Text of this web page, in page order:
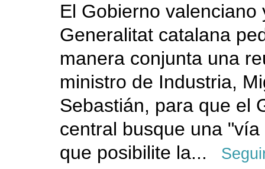
El Gobierno valenciano
Generalitat catalana
manera conjunta una
ministro de Industria,
Sebastián, para que el
central busque una
que posibilite la...